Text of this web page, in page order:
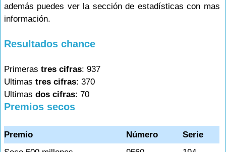
además puedes ver la sección de estadísticas con mas
información.
Resultados chance
Primeras tres cifras: 937
Ultimas tres cifras: 370
Ultimas dos cifras: 70
Premios secos
Premio Número
Serie